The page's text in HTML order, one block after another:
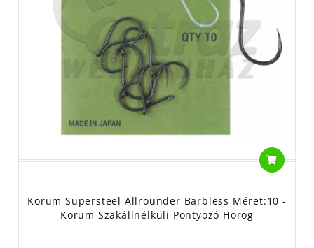
Korum Supersteel Allrounder Barbless Méret:10 -
Korum Szakállnélküli Pontyozó Horog